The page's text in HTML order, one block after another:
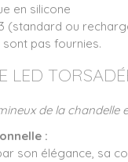
en silicone
(standard ou
sont pas fournies.
LED
de la chandelle
:
son élégance, sa